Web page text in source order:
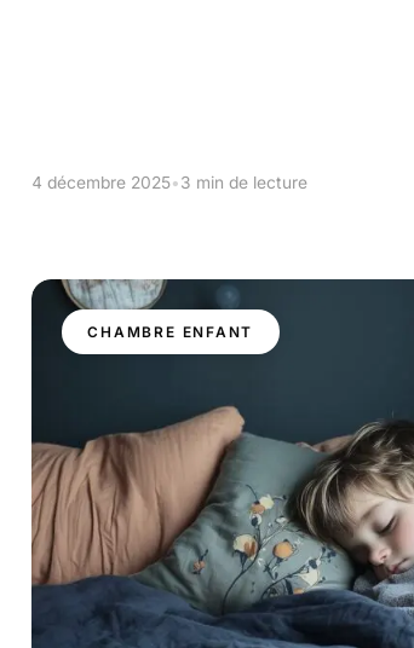
4 décembre 2025•3 min de lecture
CHAMBRE ENFANT